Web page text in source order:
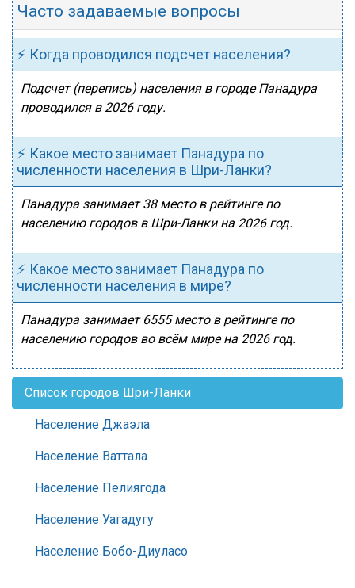
Часто задаваемые вопросы
⚡ Когда проводился подсчет населения?
Подсчет (перепись) населения в городе Панадура
проводился в 2026 году.
⚡ Какое место занимает Панадура по
численности населения в Шри-Ланки?
Панадура занимает 38 место в рейтинге по
населению городов в Шри-Ланки на 2026 год.
⚡ Какое место занимает Панадура по
численности населения в мире?
Панадура занимает 6555 место в рейтинге по
населению городов во всём мире на 2026 год.
Список городов Шри-Ланки
Население Джаэла
Население Ваттала
Население Пелиягода
Население Уагадугу
Население Бобо-Диуласо